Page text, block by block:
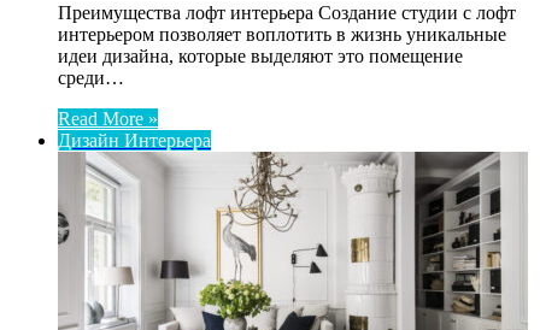
Преимущества лофт интерьера Создание студии с лофт
интерьером позволяет воплотить в жизнь уникальные
идеи дизайна, которые выделяют это помещение
среди…
Read More »
Дизайн Интерьера